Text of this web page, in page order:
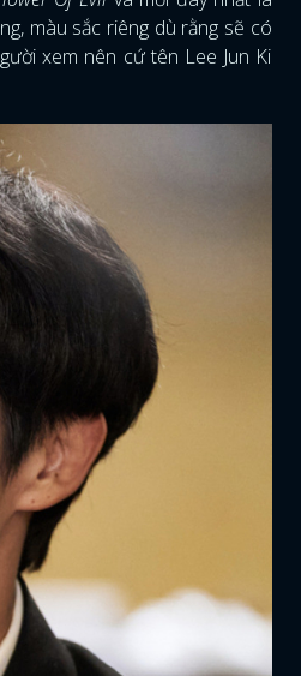
màu sắc riêng dù rằng sẽ có
xem nên cứ tên Lee Jun Ki